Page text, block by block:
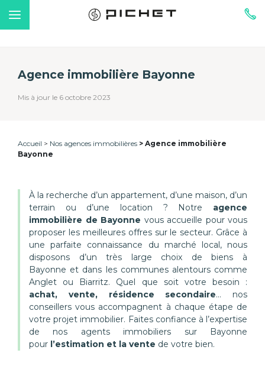
Agence immobilière Bayonne
Mis à jour le 6 octobre 2023
Accueil Nos agences immobilières
Agence immobilière
Bayonne
À la recherche d’un appartement, d’une maison, d’un
terrain ou d’une location ? Notre agence
immobilière de Bayonne vous accueille pour vous
proposer les meilleures offres sur le secteur. Grâce à
une parfaite connaissance du marché local, nous
disposons d’un très large choix de biens à
Bayonne et dans les communes alentours comme
Anglet ou Biarritz. Quel que soit votre besoin :
achat, vente, résidence secondaire… nos
conseillers vous accompagnent à chaque étape de
votre projet immobilier. Faites confiance à l’expertise
de nos agents immobiliers sur Bayonne
pour l’estimation et la vente de votre bien.